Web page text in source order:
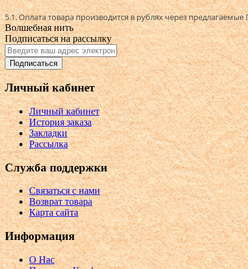
5.1. Оплата товара производится в рублях через
Волшебная нить
Подписаться на рассылку
Подписаться
Личный кабинет
Личный кабинет
История заказа
Закладки
Рассылка
Служба поддержки
Связаться с нами
Возврат товара
Карта сайта
Информация
О Нас